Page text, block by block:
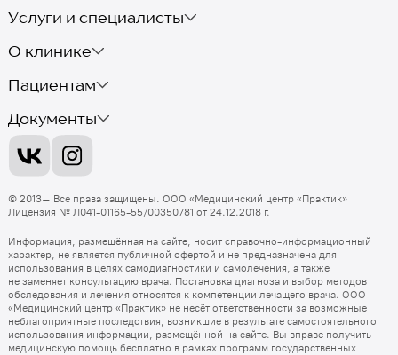
Услуги и специалисты
О клинике
Пациентам
Документы
© 2013– Все права защищены. ООО «Медицинский центр «Практик»
Лицензия № Л041-01165-55/00350781 от 24.12.2018 г.
Информация, размещённая на сайте, носит справочно-информационный
характер, не является публичной офертой и не предназначена для
использования в целях самодиагностики и самолечения, а также
не заменяет консультацию врача. Постановка диагноза и выбор методов
обследования и лечения относятся к компетенции лечащего врача. ООО
«Медицинский центр «Практик» не несёт ответственности за возможные
неблагоприятные последствия, возникшие в результате самостоятельного
использования информации, размещённой на сайте. Вы вправе получить
медицинскую помощь бесплатно в рамках программ государственных